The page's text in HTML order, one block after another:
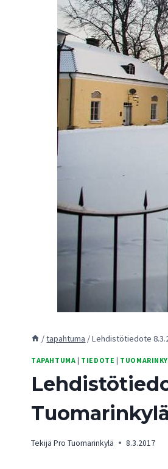
/tapahtuma /Lehdistötiedote
TAPAHTUMA | TIEDOTE |
Tekijä Pro Tuomarinkylä 8.3.2017